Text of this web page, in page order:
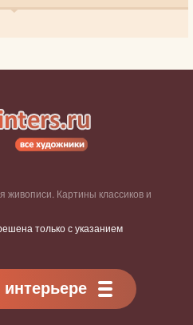
Картины классиков и
только с указанием